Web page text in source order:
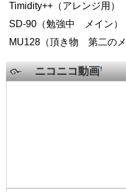
Timidity++（アレンジ用）
SD-90（勉強中 メイン）
MU128（頂き物 第二のメ
ニコニコ動画†